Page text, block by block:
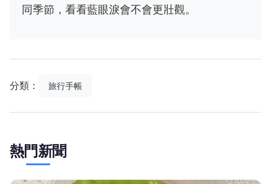
同季節，看看藍眼淚會不會更壯觀。
分類： 旅行手帳
熱門新聞